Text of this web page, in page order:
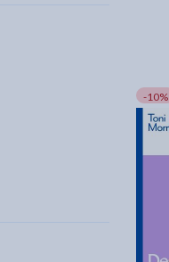
-10%